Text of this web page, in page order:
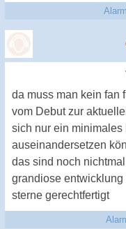
Alarm
da muss man kein fan
vom Debut zur
sich nur ein
auseinandersetzen
das sind noch
grandiose
sterne gerechtfertigt